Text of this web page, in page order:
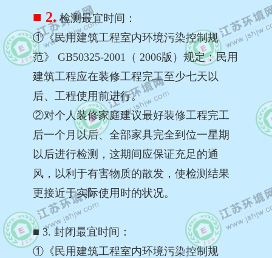
■ 2.检测最宜时间：
①《民用建筑工程室内环境污染控制规
范》 GB50325-2001（ 2006版）规定：民用
建筑工程应在装修工程完工至少七天以
后、工程使用前进行。
②对个人装修家庭建议最好装修工程完工
后一个月以后、全部家具完全到位一星期
以后进行检测，这期间应保证充足的通
风，以利于有害物质的散发，使检测结果
更接近于实际使用时的状况。
■ 3. 封闭最宜时间：
①《民用建筑工程室内环境污染控制规